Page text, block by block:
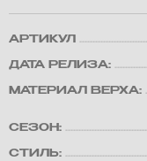
АРТИКУЛ
ДАТА РЕЛИЗА:
МАТЕРИАЛ ВЕРХА:
СЕЗОН:
СТИЛЬ: